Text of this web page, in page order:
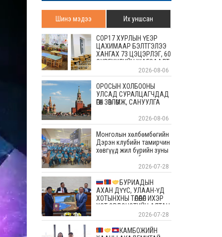
Шинэ мэдээ Их уншсан
COP17 ХУРЛЫН ҮЕЭР
ЦАХИМААР БЭЛТГЭЛЭЭ
ХАНГАХ 73 ЦЭЦЭРЛЭГ, 60
СУРГУУЛИЙН ЖАГСААЛТ
2026-08-06
ОРОСЫН ХОЛБООНЫ
УЛСАД СУРАЛЦАГЧДАД
ӨГӨХ ЗӨВЛӨМЖ, САНУУЛГА
2026-08-06
Монголын хөлбөмбөгийн
Дэрэн клубийн тамирчин
хөвгүүд жил бүрийн зуны
энэ өдрүүдэд болдог
уламжлалт Скандиновын
орнуудын тэмцээндээ
оролцоод ирлээ
2026-07-28
БУРИАДЫН
АХАН ДҮҮС, УЛААН-ҮД
ХОТЫНХНЫ ТӨЛӨӨЛӨЛ ИХЭР
ХОТ ЭРДЭНЭТИЙН АЛТАН
ОЙД БАЯР ХҮРГЭЛЭЭ
2026-07-28
КАМБОЖИЙН